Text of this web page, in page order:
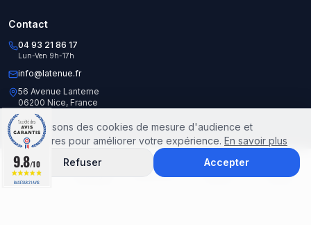
Nous utilisons des cookies de mesure d'audience et
publicitaires pour améliorer votre expérience. En savoir plus
Refuser
Accepter
Contact
04 93 21 86 17
Lun-Ven 9h-17h
info@latenue.fr
56 Avenue Lanterne
06200 Nice, France
© 2025 LATENUE. Tous droits réservés.
Politique de confidentialité
FR
Accueil Rechercher Favoris Panier
9.8/10
BASÉ SUR 21 AVIS
9.8/10
BASÉ SUR 21 AVIS